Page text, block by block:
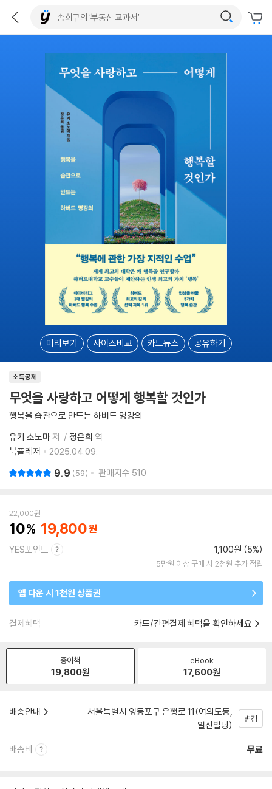
미리보기 사이즈비교 카드뉴스 공유하기
소득공제
무엇을 사랑하고 어떻게 행복할 것인가
행복을 습관으로 만드는 하버드 명강의
유키 소노마저 정은희 역
북플레저
2025.04.09.
9.9 59 판매지수 510
22,000원
10 19,800
YES포인트 1,100원 (5%)
5만원 이상 구매 시 2천원 추가 적립
앱 다운 시 1천원 상품권
결제혜택 카드/간편결제 혜택을 확인하세요
종이책
19,800원
eBook
17,600원
배송안내
서울특별시 영등포구 은행로 11(여의도동,
일신빌딩)
변경
배송비 무료